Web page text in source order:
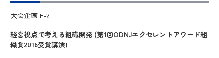
大会企画 F-2
経営視点で考える組織開発 (第1回ODNJエクセレントアワード組
織賞2016受賞講演)